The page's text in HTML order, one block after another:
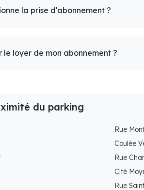
la prise d'abonnement ?
le loyer de mon abonnement ?
du parking
Rue
Coulée
Rue
Cité
Rue